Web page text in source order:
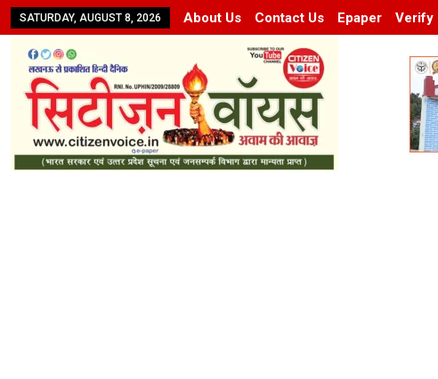
SATURDAY, AUGUST 8, 2026 About Us Contact Us Epaper Verify